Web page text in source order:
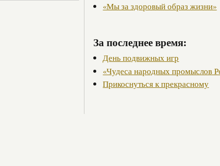
«Мы за здоровый образ жизни»
За последнее время:
День подвижных игр
«Чудеса народных промыслов
Прикоснуться к прекрасному